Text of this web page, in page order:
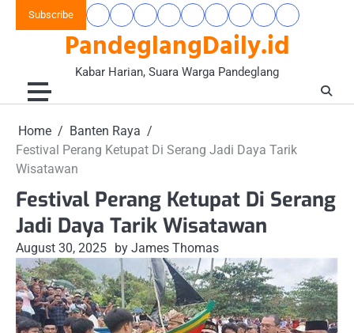
Subscribe
PandeglangDaily.id
Kabar Harian, Suara Warga Pandeglang
BerandaBanten
Raya
Gaya
Hidup
&
Komunitas
Hukum
Kriminal
Nasional
Opini
Wacana
Pandeglang
Today
Pendidikan
&
Kesehatan
Wisata
&
Home
Banten Raya
Festival Perang Ketupat Di Serang Jadi Daya Tarik
Wisatawan
Festival Perang Ketupat Di Serang
Jadi Daya Tarik Wisatawan
August 30, 2025 by James Thomas